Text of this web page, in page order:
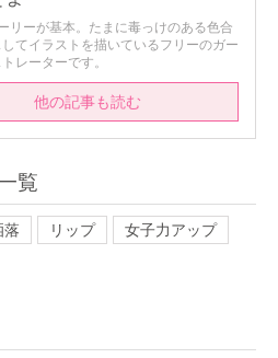
リーが基本。たまに毒っけのある色合
てイラストを描いているフリーのガー
レーターです。
他の記事も読む
覧
落 リップ
女子力アップ